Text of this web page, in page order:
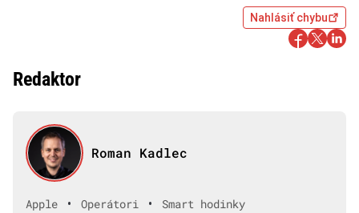
Nahlásiť chybu
Redaktor
Roman Kadlec
Apple • Operátori •
Smart hodinky